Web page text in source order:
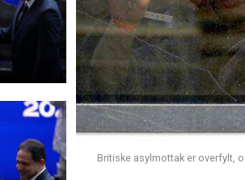
Britiske asylmottak er overfylt,